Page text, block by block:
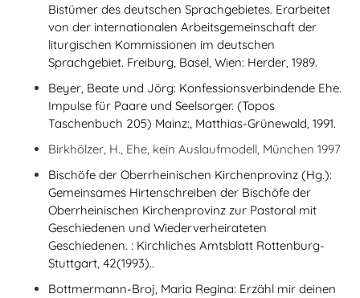
Bistümer des deutschen Sprachgebietes. Erarbeitet
von der internationalen Arbeitsgemeinschaft der
liturgischen Kommissionen im deutschen
Sprachgebiet. Freiburg, Basel, Wien: Herder, 1989.
Beyer, Beate und Jörg: Konfessionsverbindende Ehe.
Impulse für Paare und Seelsorger. (Topos
Taschenbuch 205) Mainz:, Matthias-Grünewald, 1991.
Birkhölzer, H., Ehe, kein Auslaufmodell, München 1997
Bischöfe der Oberrheinischen Kirchenprovinz (Hg.):
Gemeinsames Hirtenschreiben der Bischöfe der
Oberrheinischen Kirchenprovinz zur Pastoral mit
Geschiedenen und Wiederverheirateten
Geschiedenen. : Kirchliches Amtsblatt Rottenburg-
Stuttgart, 42(1993)..
Bottmermann-Broj, Maria Regina: Erzähl mir deinen